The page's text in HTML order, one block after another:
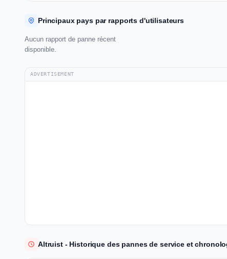
Principaux pays par rapports d'utilisateurs
Aucun rapport de panne récent
disponible.
ADVERTISEMENT
Altruist - Historique des pannes de service et